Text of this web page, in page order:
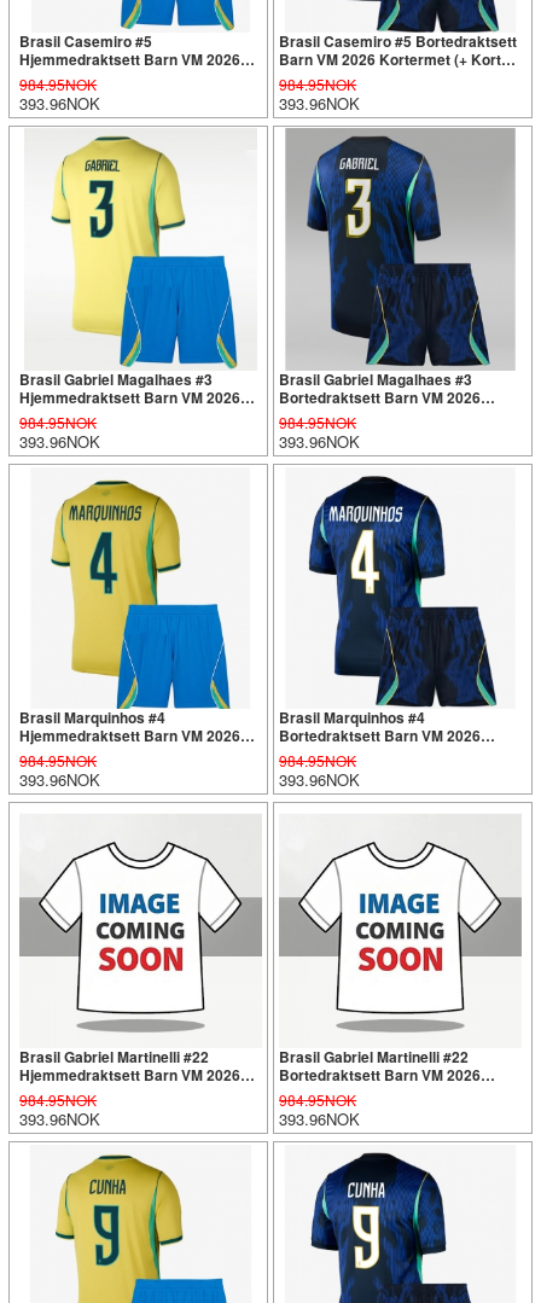
Brasil Casemiro #5
Hjemmedraktsett Barn VM 2026
Kortermet (+ Korte bukser)
984.95NOK
393.96NOK
Brasil Casemiro #5 Bortedraktsett
Barn VM 2026 Kortermet (+ Korte
bukser)
984.95NOK
393.96NOK
Brasil Gabriel Magalhaes #3
Hjemmedraktsett Barn VM 2026
Kortermet (+ Korte bukser)
984.95NOK
393.96NOK
Brasil Gabriel Magalhaes #3
Bortedraktsett Barn VM 2026
Kortermet (+ Korte bukser)
984.95NOK
393.96NOK
Brasil Marquinhos #4
Hjemmedraktsett Barn VM 2026
Kortermet (+ Korte bukser)
984.95NOK
393.96NOK
Brasil Marquinhos #4
Bortedraktsett Barn VM 2026
Kortermet (+ Korte bukser)
984.95NOK
393.96NOK
Brasil Gabriel Martinelli #22
Hjemmedraktsett Barn VM 2026
Kortermet (+ Korte bukser)
984.95NOK
393.96NOK
Brasil Gabriel Martinelli #22
Bortedraktsett Barn VM 2026
Kortermet (+ Korte bukser)
984.95NOK
393.96NOK